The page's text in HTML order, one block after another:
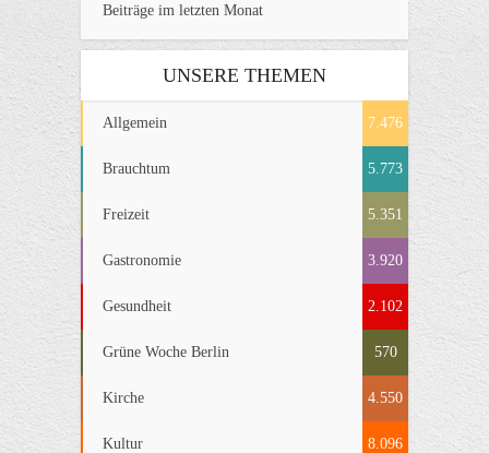
Beiträge im letzten Monat
UNSERE THEMEN
Allgemein 7.476
Brauchtum 5.773
Freizeit 5.351
Gastronomie 3.920
Gesundheit 2.102
Grüne Woche Berlin 570
Kirche 4.550
Kultur 8.096